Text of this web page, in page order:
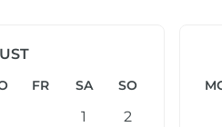
FR SA SO
1
2